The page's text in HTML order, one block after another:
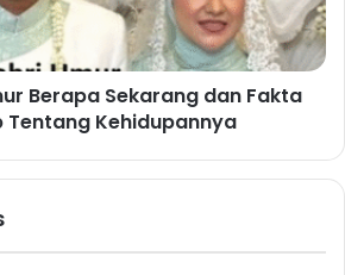
Berapa Sekarang dan Fakta
Tentang Kehidupannya